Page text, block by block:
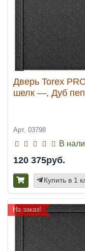
Дверь Torex
шелк —, Дуб
Арт. 03798
В
120 375руб.
Купить в 1
На заказ!